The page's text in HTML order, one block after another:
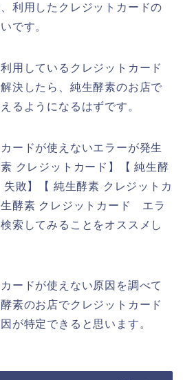
利用したクレジットカードの
です。
用しているクレジットカード
決したら、純生酵素のお店で
るようになるはずです。
ードが使えないエラーが発生
クレジットカード】【 純生酵
敗】【 純生酵素 クレジットカ
酵素 クレジットカード エラ
索してみることをオススメし
ードが使えない原因を調べて
素のお店でクレジットカード
が特定できると思います。